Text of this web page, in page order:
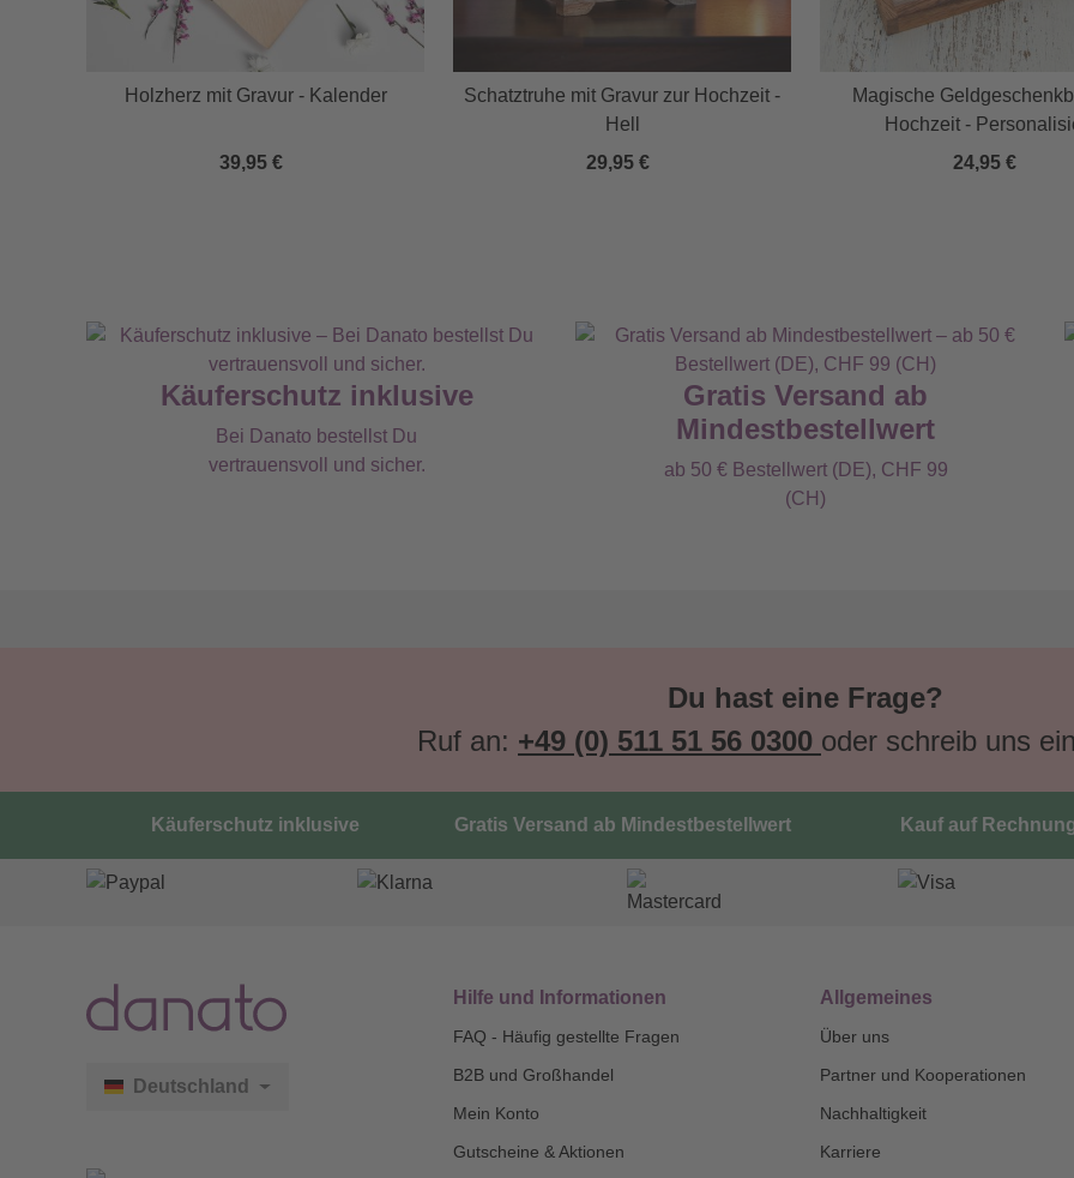
Holzherz mit Gravur - Kalender
39,95 €
Schatztruhe mit Gravur zur Hochzeit -
Hell
29,95 €
Magische
Hochzeit -
24,95 €
Käuferschutz inklusive
Bei Danato bestellst Du
vertrauensvoll und sicher.
Gratis Versand ab
Mindestbestellwert
ab 50 € Bestellwert (DE), CHF 99
(CH)
Du hast eine Frage?
Ruf an: +49 (0) 511 51 56 0300 oder schreib uns
Käuferschutz inklusive Gratis Versand ab Mindestbestellwert Kauf auf
Deutschland
Hilfe und Informationen
FAQ - Häufig gestellte Fragen
B2B und Großhandel
Mein Konto
Gutscheine & Aktionen
Allgemeines
Über uns
Partner und Kooperationen
Nachhaltigkeit
Karriere